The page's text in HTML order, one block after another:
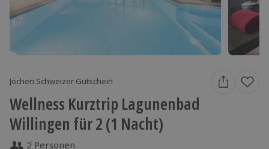
Jochen Schweizer Gutschein
Wellness Kurztrip Lagunenbad
Willingen für 2 (1 Nacht)
2 Personen